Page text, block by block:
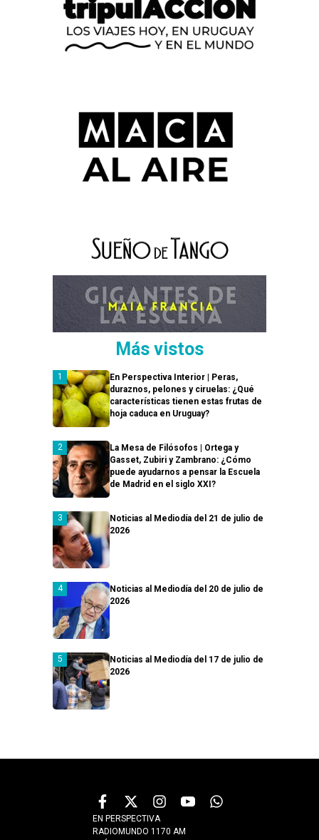
Más vistos
En Perspectiva Interior | Peras,
duraznos, pelones y ciruelas: ¿Qué
características tienen estas frutas de
hoja caduca en Uruguay?
La Mesa de Filósofos | Ortega y
Gasset, Zubiri y Zambrano: ¿Cómo
puede ayudarnos a pensar la Escuela
de Madrid en el siglo XXI?
Noticias al Mediodía del 21 de julio de
2026
Noticias al Mediodía del 20 de julio de
2026
Noticias al Mediodía del 17 de julio de
2026
EN PERSPECTIVA
RADIOMUNDO 1170 AM